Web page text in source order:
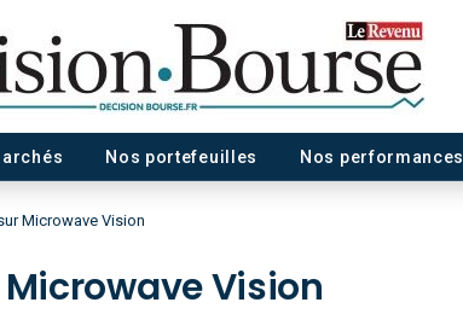
Nos portefeuilles Nos performances
Microwave Vision
Vision